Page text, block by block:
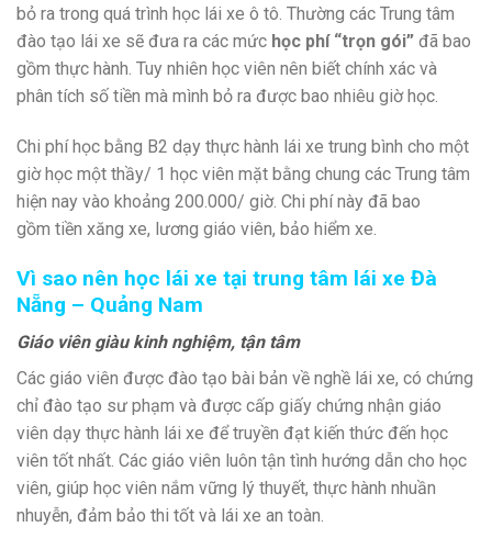
bỏ ra trong quá trình học lái xe ô tô. Thường các Trung tâm
đào tạo lái xe sẽ đưa ra các mức học phí “trọn gói” đã bao
gồm thực hành. Tuy nhiên học viên nên biết chính xác và
phân tích số tiền mà mình bỏ ra được bao nhiêu giờ học.
Chi phí học bằng B2 dạy thực hành lái xe trung bình cho một
giờ học một thầy/ 1 học viên mặt bằng chung các Trung tâm
hiện nay vào khoảng 200.000/ giờ. Chi phí này đã bao
gồm tiền xăng xe, lương giáo viên, bảo hiểm xe.
Vì sao nên học lái xe tại trung tâm lái xe Đà
Nẵng – Quảng Nam
Giáo viên giàu kinh nghiệm, tận tâm
Các giáo viên được đào tạo bài bản về nghề lái xe, có chứng
chỉ đào tạo sư phạm và được cấp giấy chứng nhận giáo
viên dạy thực hành lái xe để truyền đạt kiến thức đến học
viên tốt nhất. Các giáo viên luôn tận tình hướng dẫn cho học
viên, giúp học viên nắm vững lý thuyết, thực hành nhuần
nhuyễn, đảm bảo thi tốt và lái xe an toàn.